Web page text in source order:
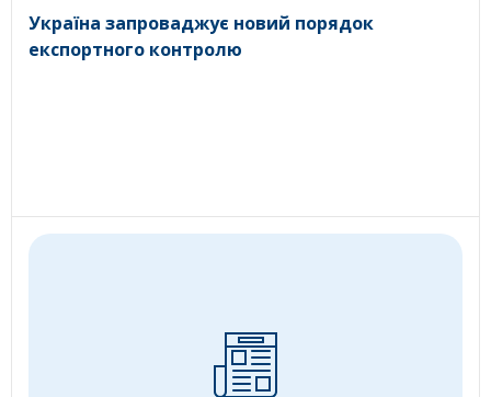
Україна запроваджує новий порядок
експортного контролю